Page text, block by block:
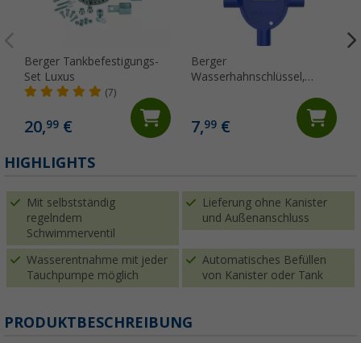
Berger Tankbefestigungs-
Set Luxus
(7)
20,99 €
Berger
Wasserhahnschlüssel,
7,99€
HIGHLIGHTS
Mit selbstständig
regelndem
Schwimmerventil
Lieferung ohne Kanister
und Außenanschluss
Wasserentnahme mit jeder
Tauchpumpe möglich
Automatisches Befüllen
von Kanister oder Tank
PRODUKTBESCHREIBUNG